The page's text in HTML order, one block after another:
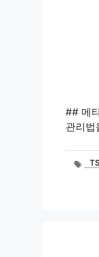
## 메
관리법
태